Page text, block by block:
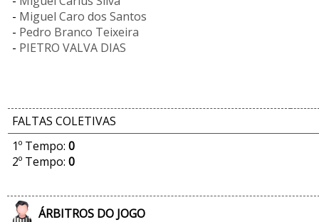
- Miguel Caro dos Santos
- Pedro Branco Teixeira
- PIETRO VALVA DIAS
FALTAS COLETIVAS
1º Tempo: 0
2º Tempo: 0
ÁRBITROS DO JOGO